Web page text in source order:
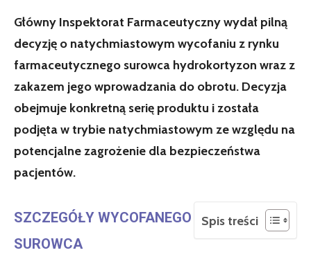
Główny Inspektorat Farmaceutyczny wydał pilną
decyzję o natychmiastowym wycofaniu z rynku
farmaceutycznego surowca hydrokortyzon wraz z
zakazem jego wprowadzania do obrotu. Decyzja
obejmuje konkretną serię produktu i została
podjęta w trybie natychmiastowym ze względu na
potencjalne zagrożenie dla bezpieczeństwa
pacjentów.
Spis treści
SZCZEGÓŁY WYCOFANEGO
SUROWCA